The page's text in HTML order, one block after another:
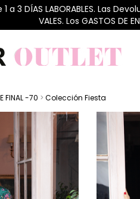
a 3 DÍAS LABORABLES. Las
VALES. Los GASTOS
FINAL -70 > Colección Fiesta